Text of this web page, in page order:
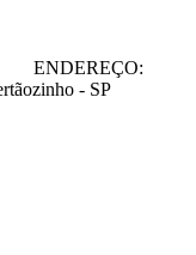
ENDEREÇO:
- SP